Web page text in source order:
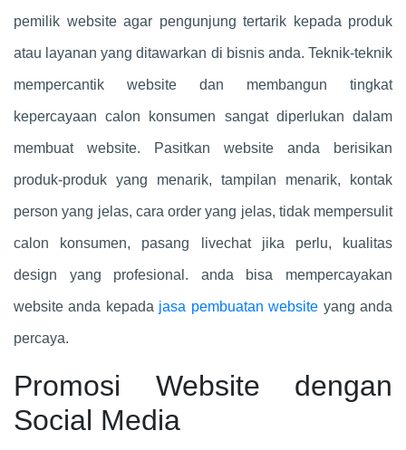
pemilik website agar pengunjung tertarik kepada produk
atau layanan yang ditawarkan di bisnis anda. Teknik-teknik
mempercantik website dan membangun tingkat
kepercayaan calon konsumen sangat diperlukan dalam
membuat website. Pasitkan website anda berisikan
produk-produk yang menarik, tampilan menarik, kontak
person yang jelas, cara order yang jelas, tidak mempersulit
calon konsumen, pasang livechat jika perlu, kualitas
design yang profesional. anda bisa mempercayakan
website anda kepada jasa pembuatan website yang anda
percaya.
Promosi Website dengan
Social Media